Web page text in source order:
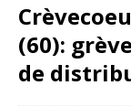
(60):
de